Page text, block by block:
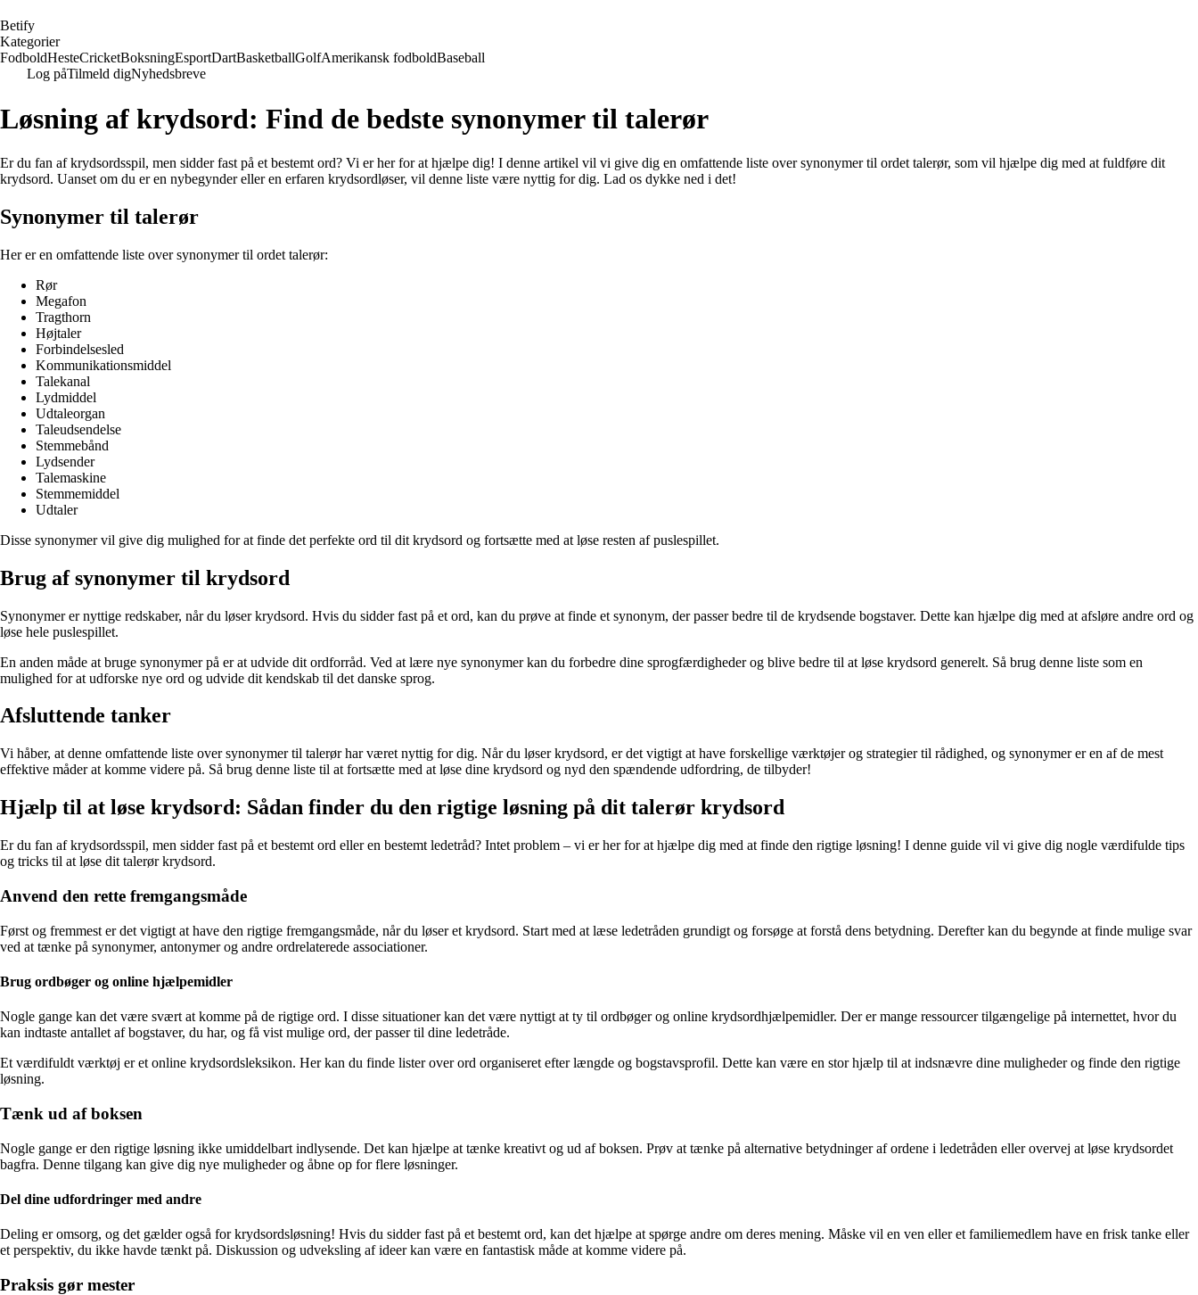
Betify
Kategorier
FodboldHesteCricketBoksningEsportDartBasketballGolfAmerikansk fodboldBaseball
Log påTilmeld digNyhedsbreve
Løsning af krydsord: Find de bedste synonymer til talerør
Er du fan af krydsordsspil, men sidder fast på et bestemt ord? Vi er her for at hjælpe dig! I denne artikel vil vi give dig en omfattende liste over synonymer til ordet talerør, som vil hjælpe dig med at fuldføre dit
krydsord. Uanset om du er en nybegynder eller en erfaren krydsordløser, vil denne liste være nyttig for dig. Lad os dykke ned i det!
Synonymer til talerør
Her er en omfattende liste over synonymer til ordet talerør:
Rør
Megafon
Tragthorn
Højtaler
Forbindelsesled
Kommunikationsmiddel
Talekanal
Lydmiddel
Udtaleorgan
Taleudsendelse
Stemmebånd
Lydsender
Talemaskine
Stemmemiddel
Udtaler
Disse synonymer vil give dig mulighed for at finde det perfekte ord til dit krydsord og fortsætte med at løse resten af puslespillet.
Brug af synonymer til krydsord
Synonymer er nyttige redskaber, når du løser krydsord. Hvis du sidder fast på et ord, kan du prøve at finde et synonym, der passer bedre til de krydsende bogstaver. Dette kan hjælpe dig med at afsløre andre ord og
løse hele puslespillet.
En anden måde at bruge synonymer på er at udvide dit ordforråd. Ved at lære nye synonymer kan du forbedre dine sprogfærdigheder og blive bedre til at løse krydsord generelt. Så brug denne liste som en
mulighed for at udforske nye ord og udvide dit kendskab til det danske sprog.
Afsluttende tanker
Vi håber, at denne omfattende liste over synonymer til talerør har været nyttig for dig. Når du løser krydsord, er det vigtigt at have forskellige værktøjer og strategier til rådighed, og synonymer er en af de mest
effektive måder at komme videre på. Så brug denne liste til at fortsætte med at løse dine krydsord og nyd den spændende udfordring, de tilbyder!
Hjælp til at løse krydsord: Sådan finder du den rigtige løsning på dit talerør krydsord
Er du fan af krydsordsspil, men sidder fast på et bestemt ord eller en bestemt ledetråd? Intet problem – vi er her for at hjælpe dig med at finde den rigtige løsning! I denne guide vil vi give dig nogle værdifulde tips
og tricks til at løse dit talerør krydsord.
Anvend den rette fremgangsmåde
Først og fremmest er det vigtigt at have den rigtige fremgangsmåde, når du løser et krydsord. Start med at læse ledetråden grundigt og forsøge at forstå dens betydning. Derefter kan du begynde at finde mulige svar
ved at tænke på synonymer, antonymer og andre ordrelaterede associationer.
Brug ordbøger og online hjælpemidler
Nogle gange kan det være svært at komme på de rigtige ord. I disse situationer kan det være nyttigt at ty til ordbøger og online krydsordhjælpemidler. Der er mange ressourcer tilgængelige på internettet, hvor du
kan indtaste antallet af bogstaver, du har, og få vist mulige ord, der passer til dine ledetråde.
Et værdifuldt værktøj er et online krydsordsleksikon. Her kan du finde lister over ord organiseret efter længde og bogstavsprofil. Dette kan være en stor hjælp til at indsnævre dine muligheder og finde den rigtige
løsning.
Tænk ud af boksen
Nogle gange er den rigtige løsning ikke umiddelbart indlysende. Det kan hjælpe at tænke kreativt og ud af boksen. Prøv at tænke på alternative betydninger af ordene i ledetråden eller overvej at løse krydsordet
bagfra. Denne tilgang kan give dig nye muligheder og åbne op for flere løsninger.
Del dine udfordringer med andre
Deling er omsorg, og det gælder også for krydsordsløsning! Hvis du sidder fast på et bestemt ord, kan det hjælpe at spørge andre om deres mening. Måske vil en ven eller et familiemedlem have en frisk tanke eller
et perspektiv, du ikke havde tænkt på. Diskussion og udveksling af ideer kan være en fantastisk måde at komme videre på.
Praksis gør mester